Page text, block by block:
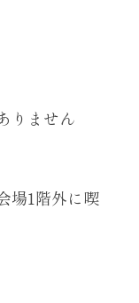
りません
場1階外に喫